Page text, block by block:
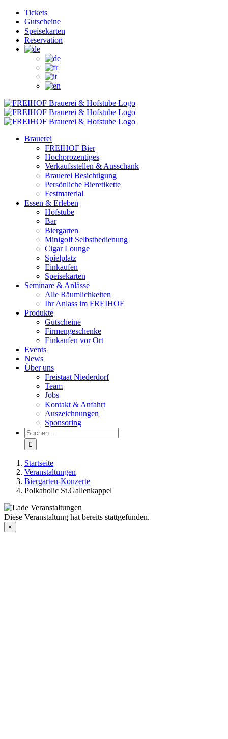
Zum
Inhalt
springen
Facebook
Instagram
YouTubeTickets
Gutscheine
Speisekarten
Reservation
Brauerei
FREIHOF Bier
Hochprozentiges
Verkaufsstellen & Ausschank
Brauerei Besichtigung
Persönliche Bieretikette
Festmaterial
Essen & Erleben
Hofstube
Bar
Biergarten
Minigolf Selbstbedienung
Cigar Lounge
Spielplatz
Einkaufen
Speisekarten
Seminare & Anlässe
Alle Räumlichkeiten
Ihr Anlass im FREIHOF
Produkte
Gutscheine
Firmengeschenke
Einkaufen vor Ort
Events
News
Über uns
Freistaat Niederdorf
Team
Jobs
Kontakt & Anfahrt
Auszeichnungen
Sponsoring
Suche
nach:
Startseite
Veranstaltungen
Biergarten-Konzerte
Polkaholic St.Gallenkappel
Diese Veranstaltung hat bereits stattgefunden.
×